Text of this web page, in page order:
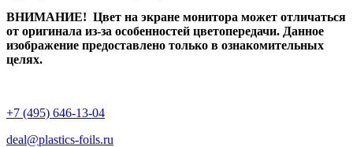
ВНИМАНИЕ! Цвет на экране монитора может отличаться
от оригинала из-за особенностей цветопередачи. Данное
изображение предоставлено только в ознакомительных
целях.
+7 (495) 646-13-04
deal@plastics-foils.ru